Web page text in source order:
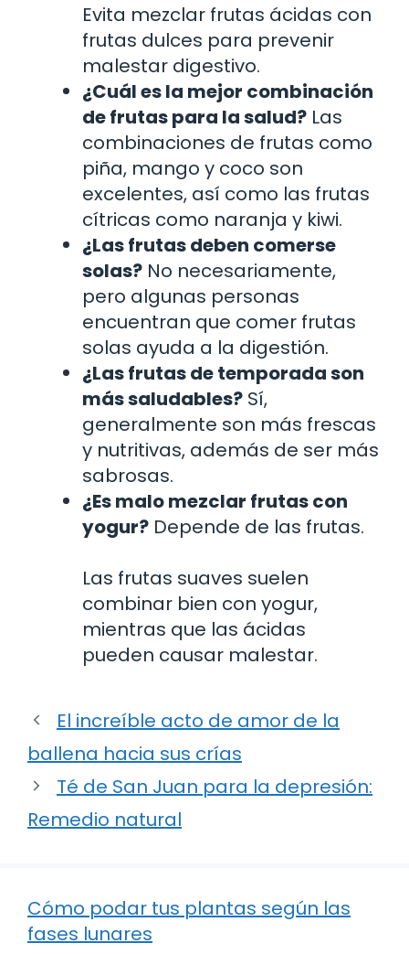
Evita mezclar frutas ácidas con
frutas dulces para prevenir
malestar digestivo.
¿Cuál es la mejor combinación
de frutas para la salud? Las
combinaciones de frutas como
piña, mango y coco son
excelentes, así como las frutas
cítricas como naranja y kiwi.
¿Las frutas deben comerse
solas? No necesariamente,
pero algunas personas
encuentran que comer frutas
solas ayuda a la digestión.
¿Las frutas de temporada son
más saludables? Sí,
generalmente son más frescas
y nutritivas, además de ser más
sabrosas.
¿Es malo mezclar frutas con
yogur? Depende de las frutas.
Las frutas suaves suelen
combinar bien con yogur,
mientras que las ácidas
pueden causar malestar.
El increíble acto de amor de la
ballena hacia sus crías
Té de San Juan para la depresión:
Remedio natural
Cómo podar tus plantas según las
fases lunares